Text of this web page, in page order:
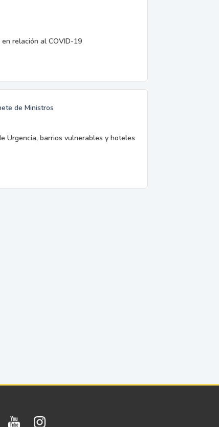
relación al COVID-19
de Ministros
Urgencia, barrios vulnerables y hoteles